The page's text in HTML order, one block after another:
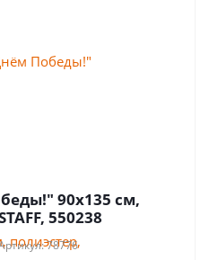
90х135 см,
550238
78776